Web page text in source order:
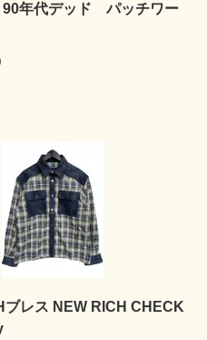
90年代デッド パッチワー
ブレス NEW RICH CHECK